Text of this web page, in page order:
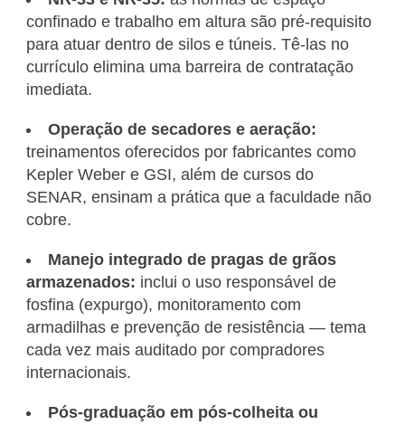
confinado e trabalho em altura são pré-requisito
para atuar dentro de silos e túneis. Tê-las no
currículo elimina uma barreira de contratação
imediata.
Operação de secadores e aeração:
treinamentos oferecidos por fabricantes como
Kepler Weber e GSI, além de cursos do
SENAR, ensinam a prática que a faculdade não
cobre.
Manejo integrado de pragas de grãos
armazenados: inclui o uso responsável de
fosfina (expurgo), monitoramento com
armadilhas e prevenção de resistência — tema
cada vez mais auditado por compradores
internacionais.
Pós-graduação em pós-colheita ou